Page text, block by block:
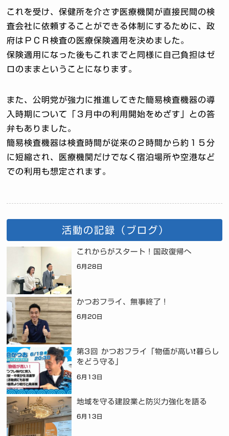
これを受け、保健所を介さず医療機関が直接民間の検
査会社に依頼することができる体制にするために、政
府はＰＣＲ検査の医療保険適用を決めました。
保険適用になった後もこれまでと同様に自己負担はゼ
ロのままということになります。
また、公明党が強力に推進してきた簡易検査機器の導
入時期について「３月中の利用開始をめざす」との答
弁もありました。
簡易検査機器は検査時間が従来の２時間から約１５分
に短縮され、医療機関だけでなく宿泊場所や空港など
での利用も想定されます。
活動の記録（ブログ）
これからがスタート！国政復帰へ
6月28日
かつおフライ、無事終了！
6月20日
第3回 かつおフライ「物価が高い❗暮らし
をどう守る」
6月13日
地域を守る建設業と防災力強化を語る
6月13日